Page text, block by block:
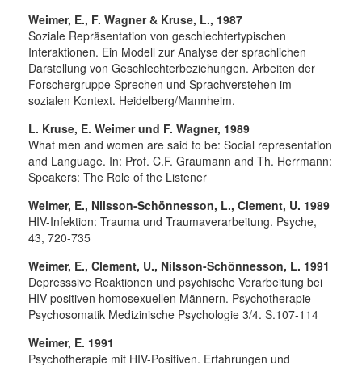
Weimer, E., F. Wagner & Kruse, L., 1987
Soziale Repräsentation von geschlechtertypischen
Interaktionen. Ein Modell zur Analyse der sprachlichen
Darstellung von Geschlechterbeziehungen. Arbeiten der
Forschergruppe Sprechen und Sprachverstehen im
sozialen Kontext. Heidelberg/Mannheim.
L. Kruse, E. Weimer und F. Wagner, 1989
What men and women are said to be: Social representation
and Language. In: Prof. C.F. Graumann and Th. Herrmann:
Speakers: The Role of the Listener
Weimer, E., Nilsson-Schönnesson, L., Clement, U. 1989
HIV-Infektion: Trauma und Traumaverarbeitung. Psyche,
43, 720-735
Weimer, E., Clement, U., Nilsson-Schönnesson, L. 1991
Depresssive Reaktionen und psychische Verarbeitung bei
HIV-positiven homosexuellen Männern. Psychotherapie
Psychosomatik Medizinische Psychologie 3/4. S.107-114
Weimer, E. 1991
Psychotherapie mit HIV-Positiven. Erfahrungen und